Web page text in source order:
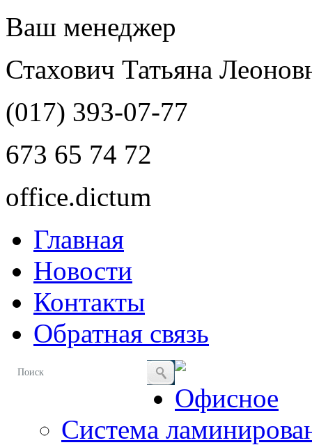
Ваш менеджер
Стахович Татьяна
(017) 393-07-77
673 65 74 72
office.dictum
Главная
Новости
Контакты
Обратная связь
Офисное
Система